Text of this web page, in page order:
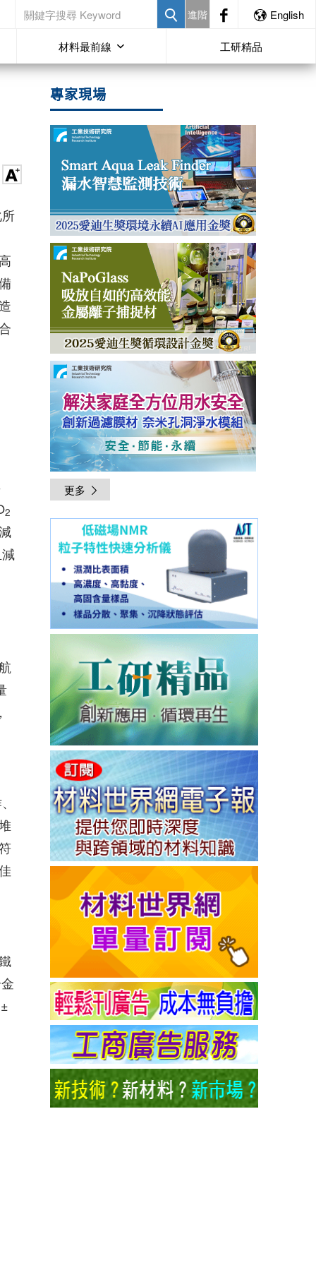
進階 English
材料最前線 工研精品
2
專家現場
更多